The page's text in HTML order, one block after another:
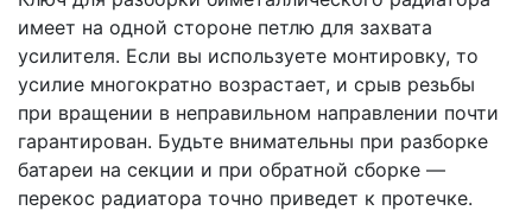
имеет на одной стороне петлю для захвата
усилителя. Если вы используете монтировку, то
усилие многократно возрастает, и срыв резьбы
при вращении в неправильном направлении почти
гарантирован. Будьте внимательны при разборке
батареи на секции и при обратной сборке —
перекос радиатора точно приведет к протечке.